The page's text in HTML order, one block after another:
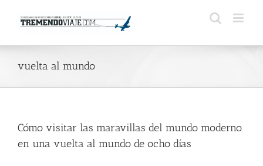
contenido
vuelta al mundo
Cómo visitar las maravillas del mundo moderno
en una vuelta al mundo de ocho días